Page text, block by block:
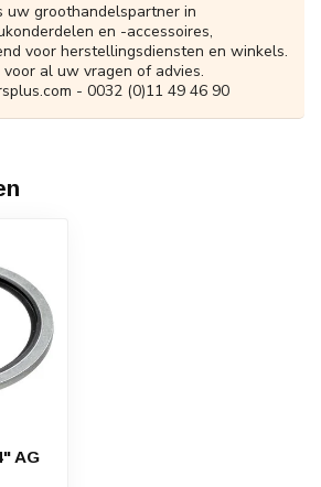
uw groothandelspartner in
en -accessoires,
voor herstellingsdiensten en winkels.
voor al uw vragen of advies.
- 0032 (0)11 49 46 90
AG